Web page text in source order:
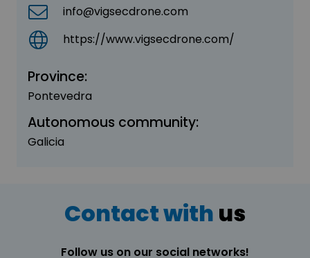
info@vigsecdrone.com
https://www.vigsecdrone.com/
Province:
Pontevedra
Autonomous community:
Galicia
Contact with us
Follow us on our social networks!